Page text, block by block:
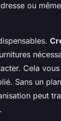
ou
Cela
Sans un
peut